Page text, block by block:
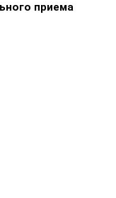
приема